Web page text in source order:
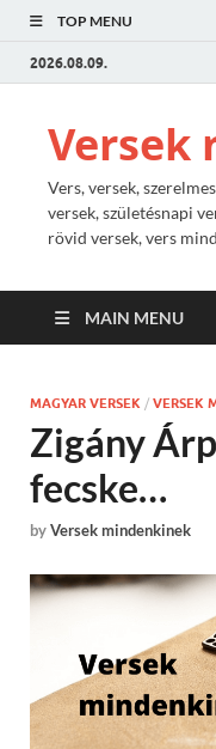
TOP MENU
2026.08.09.
Versek
Vers, versek,
versek, születésnapi
rövid versek, vers
MAIN MENU
MAGYAR VERSEK / VERSEK
Zigány
fecske…
byVersek mindenkinek